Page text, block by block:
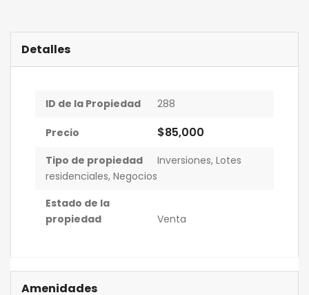
Detalles
ID de la Propiedad 288
Precio $85,000
Tipo de propiedad Inversiones, Lotes
residenciales, Negocios
Estado de la
propiedad
Venta
Amenidades